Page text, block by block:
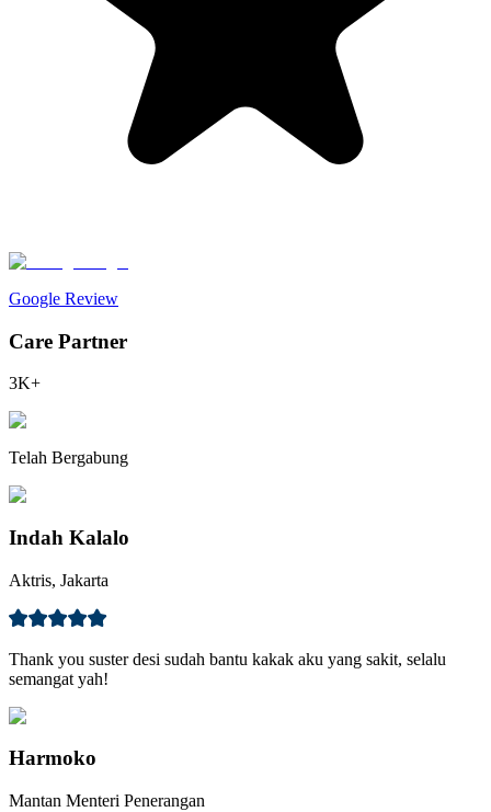
Google Review
Care Partner
3K+
Telah Bergabung
Indah Kalalo
Aktris, Jakarta
Thank you suster desi sudah bantu kakak aku yang sakit, selalu
semangat yah!
Harmoko
Mantan Menteri Penerangan